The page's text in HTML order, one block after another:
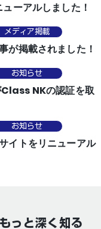
ーアルしました！
メディア掲載
が掲載されました！
お知らせ
Class NKの認証を取
お知らせ
イトをリニューアル
っと深く知る